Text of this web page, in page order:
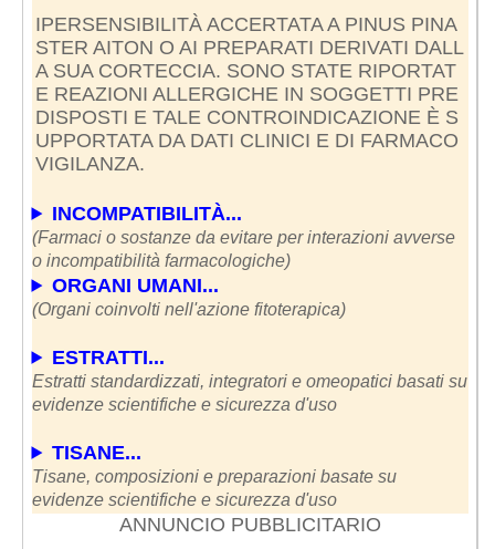
IPERSENSIBILITÀ ACCERTATA A PINUS PINA
STER AITON O AI PREPARATI DERIVATI DALL
A SUA CORTECCIA. SONO STATE RIPORTAT
E REAZIONI ALLERGICHE IN SOGGETTI PRE
DISPOSTI E TALE CONTROINDICAZIONE È S
UPPORTATA DA DATI CLINICI E DI FARMACO
VIGILANZA.
INCOMPATIBILITÀ...
(Farmaci o sostanze da evitare per interazioni avverse
o incompatibilità farmacologiche)
ORGANI UMANI...
(Organi coinvolti nell'azione fitoterapica)
ESTRATTI...
Estratti standardizzati, integratori e omeopatici basati su
evidenze scientifiche e sicurezza d'uso
TISANE...
Tisane, composizioni e preparazioni basate su
evidenze scientifiche e sicurezza d'uso
ANNUNCIO PUBBLICITARIO